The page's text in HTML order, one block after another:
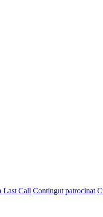
Last Call Contingut patrocinat